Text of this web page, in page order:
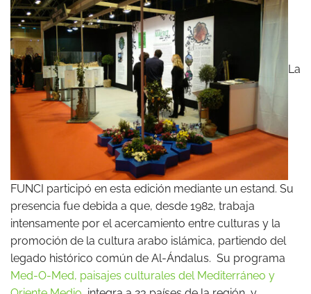
La
FUNCI participó en esta edición mediante un estand. Su
presencia fue debida a que, desde 1982, trabaja
intensamente por el acercamiento entre culturas y la
promoción de la cultura arabo islámica, partiendo del
legado histórico común de Al-Ándalus. Su programa
Med-O-Med, paisajes culturales del Mediterráneo y